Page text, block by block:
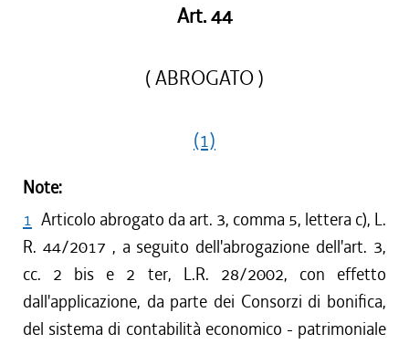
Art. 44
( ABROGATO )
(1)
Note:
1 Articolo abrogato da art. 3, comma 5, lettera c), L.
R. 44/2017 , a seguito dell'abrogazione dell'art. 3,
cc. 2 bis e 2 ter, L.R. 28/2002, con effetto
dall'applicazione, da parte dei Consorzi di bonifica,
del sistema di contabilità economico - patrimoniale